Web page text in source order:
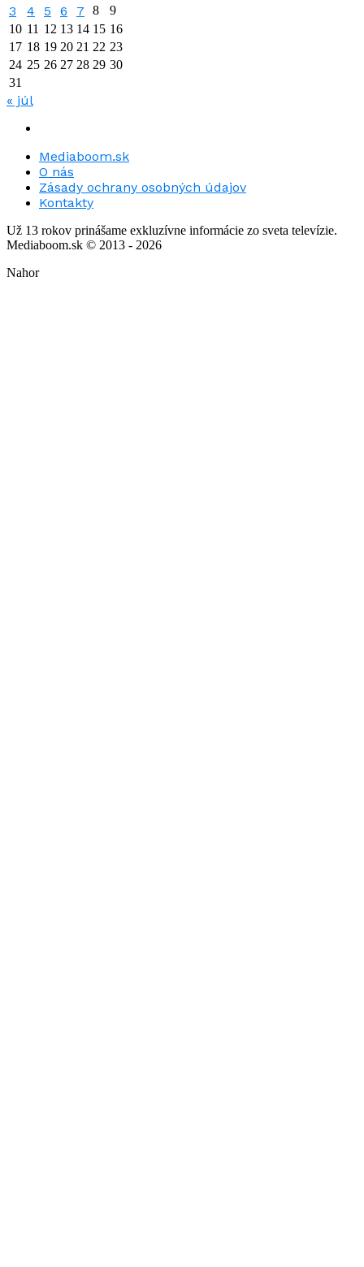
3 4 5 6 7 8
9
10 11 12 13 14 15 16
17 18 19 20 21 22 23
24 25 26 27 28 29 30
31
« júl
Mediaboom.sk
O nás
Zásady ochrany osobných údajov
Kontakty
Už 13 rokov prinášame exkluzívne informácie zo sveta televízie.
Mediaboom.sk © 2013 - 2026
Nahor